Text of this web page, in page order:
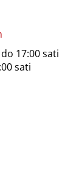
17:00 sati
sati